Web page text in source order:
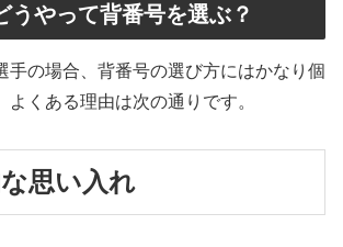
うやって背番号を選ぶ？
手の場合、背番号の選び方にはかなり個
よくある理由は次の通りです。
思い入れ